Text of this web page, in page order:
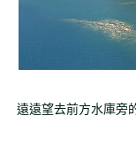
遠遠望去前方水庫旁